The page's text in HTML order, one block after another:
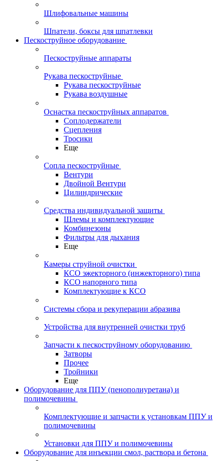
Шлифовальные машины
Шпатели, боксы для шпатлевки
Пескоструйное оборудование
Пескоструйные аппараты
Рукава пескоструйные
Рукава пескоструйные
Рукава воздушные
Оснастка пескоструйных аппаратов
Соплодержатели
Сцепления
Тросики
Еще
Сопла пескоструйные
Вентури
Двойной Вентури
Цилиндрические
Средства индивидуальной защиты
Шлемы и комплектующие
Комбинезоны
Фильтры для дыхания
Еще
Камеры струйной очистки
КСО эжекторного (инжекторного) типа
КСО напорного типа
Комплектующие к КСО
Системы сбора и рекуперации абразива
Устройства для внутренней очистки труб
Запчасти к пескоструйному оборудованию
Затворы
Прочее
Тройники
Еще
Оборудование для ППУ (пенополиуретана) и
полимочевины
Комплектующие и запчасти к установкам ППУ и
полимочевины
Установки для ППУ и полимочевины
Оборудование для инъекции смол, раствора и бетона